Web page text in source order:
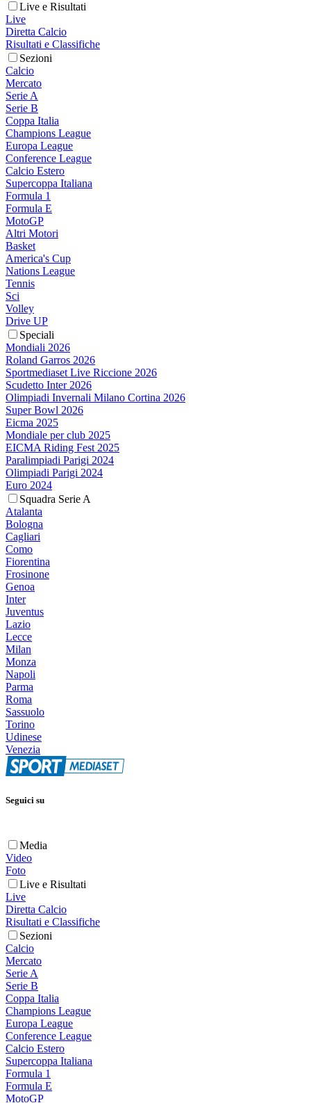
Live e Risultati
Live
Diretta Calcio
Risultati e Classifiche
Sezioni
Calcio
Mercato
Serie A
Serie B
Coppa Italia
Champions League
Europa League
Conference League
Calcio Estero
Supercoppa Italiana
Formula 1
Formula E
MotoGP
Altri Motori
Basket
America's Cup
Nations League
Tennis
Sci
Volley
Drive UP
Speciali
Mondiali 2026
Roland Garros 2026
Sportmediaset Live Riccione 2026
Scudetto Inter 2026
Olimpiadi Invernali Milano Cortina 2026
Super Bowl 2026
Eicma 2025
Mondiale per club 2025
EICMA Riding Fest 2025
Paralimpiadi Parigi 2024
Olimpiadi Parigi 2024
Euro 2024
Squadra Serie A
Atalanta
Bologna
Cagliari
Como
Fiorentina
Frosinone
Genoa
Inter
Juventus
Lazio
Lecce
Milan
Monza
Napoli
Parma
Roma
Sassuolo
Torino
Udinese
Venezia
Seguici su
Media
Video
Foto
Live e Risultati
Live
Diretta Calcio
Risultati e Classifiche
Sezioni
Calcio
Mercato
Serie A
Serie B
Coppa Italia
Champions League
Europa League
Conference League
Calcio Estero
Supercoppa Italiana
Formula 1
Formula E
MotoGP